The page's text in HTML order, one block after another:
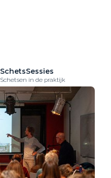
SchetsSessies
Schetsen in de praktijk